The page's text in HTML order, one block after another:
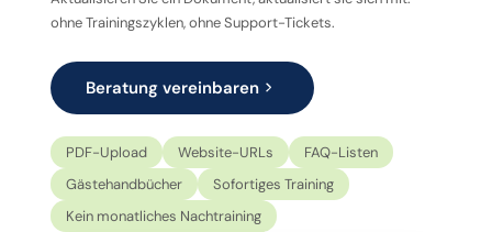
ohne Trainingszyklen, ohne Support-Tickets.
Beratung vereinbaren
PDF-Upload Website-URLs
FAQ-Listen
Gästehandbücher
Sofortiges Training
Kein monatliches Nachtraining